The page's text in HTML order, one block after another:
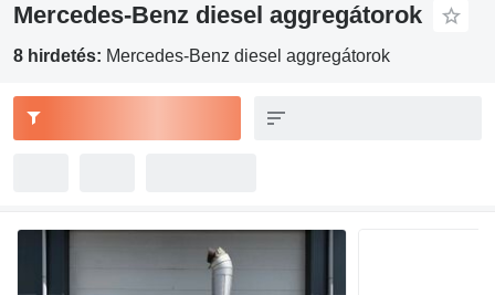
Mercedes-Benz diesel aggregátorok
8 hirdetés: Mercedes-Benz diesel aggregátorok